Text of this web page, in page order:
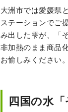
大洲市では愛媛県
ステーションでご
み出した雫が、「
非加熱のまま商品
お愉しみください
四国の水「